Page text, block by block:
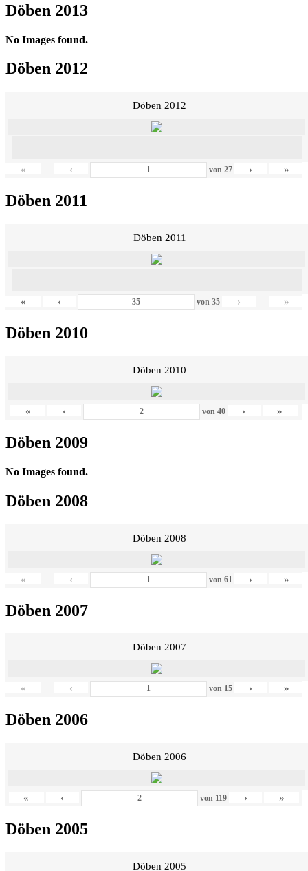
Döben 2013
No Images found.
Döben 2012
Döben 2012
« ‹ von 27 › »
Döben 2011
Döben 2011
« ‹ von35 › »
Döben 2010
Döben 2010
« ‹ von 40 › »
Döben 2009
No Images found.
Döben 2008
Döben 2008
« ‹ von 61 › »
Döben 2007
Döben 2007
« ‹ von 15 › »
Döben 2006
Döben 2006
« ‹ von 119 › »
Döben 2005
Döben 2005